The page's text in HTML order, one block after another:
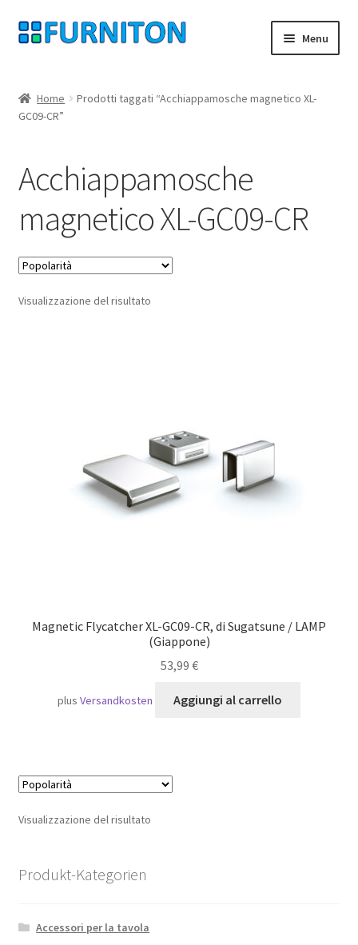
Vai
alla
Vai
al
Menu
I nostri partner
Home
Prodotti taggati “Acchiappamosche magnetico XL-
GC09-CR”
Acchiappamosche
magnetico XL-GC09-CR
Visualizzazione del risultato
Magnetic Flycatcher XL-GC09-CR, di Sugatsune / LAMP
(Giappone)
53,99 €
plusVersandkosten Aggiungi al carrello
Visualizzazione del risultato
Produkt-Kategorien
Accessori per la tavola